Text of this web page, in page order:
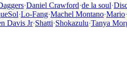
·Daniel Crawford·de la soul·
·Lo-Fang·Machel Montano·Mario·
Davis Jr·Shatti·Shokazulu·Tanya